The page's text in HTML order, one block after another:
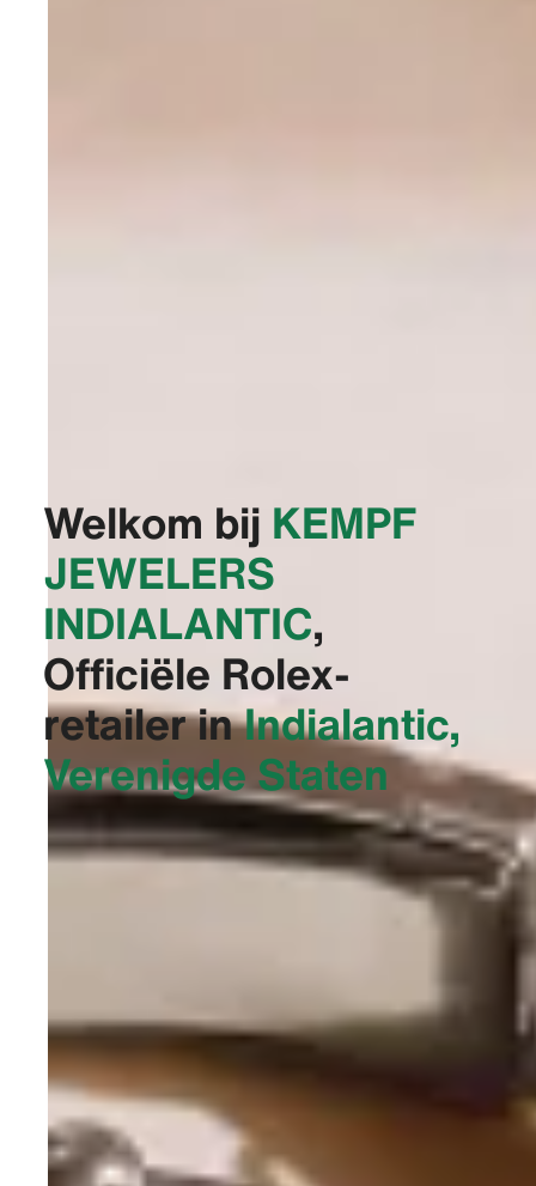
Welkom bij ‭KEMPF
JEWELERS
INDIALANTIC‬,
Officiële Rolex-
retailer inIndialantic,
Verenigde Staten